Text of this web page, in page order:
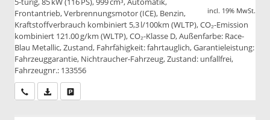
incl. 19% MwSt.
Frontantrieb, Verbrennungsmotor (ICE), Benzin,
Kraftstoffverbrauch kombiniert 5,3 l/100km (WLTP), CO₂-Emission
kombiniert 121.00 g/km (WLTP), CO₂-Klasse D, Außenfarbe: Race-
Blau Metallic, Zustand, Fahrfähigkeit: fahrtauglich, Garantieleistung:
Fahrzeuggarantie, Nichtraucher-Fahrzeug, Zustand: unfallfrei,
Fahrzeugnr.: 133556
Wir rufen Sie anPDF-Datei, Fahrzeugexposé drucken